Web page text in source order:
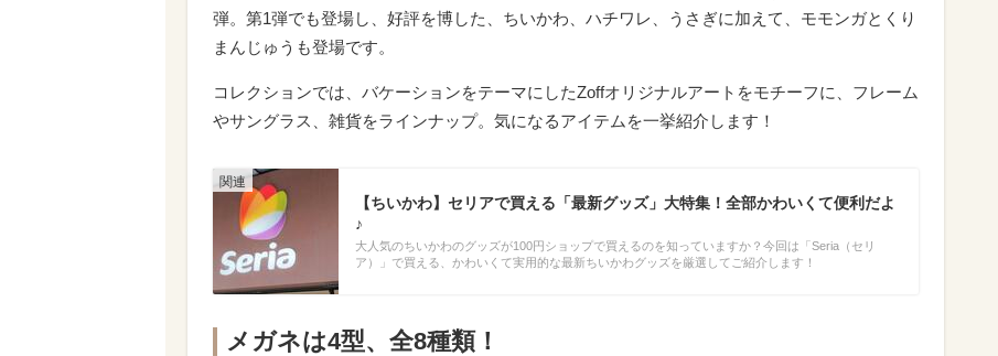
弾。第1弾でも登場し、好評を博した、ちいかわ、ハチワレ、うさぎに加えて、モモンガとくり
まんじゅうも登場です。
コレクションでは、バケーションをテーマにしたZoffオリジナルアートをモチーフに、フレーム
やサングラス、雑貨をラインナップ。気になるアイテムを一挙紹介します！
【ちいかわ】セリアで買える「最新グッズ」大特集！全部かわいくて便利だよ
♪
大人気のちいかわのグッズが100円ショップで買えるのを知っていますか？今回は「Seria（セリ
ア）」で買える、かわいくて実用的な最新ちいかわグッズを厳選してご紹介します！
メガネは4型、全8種類！